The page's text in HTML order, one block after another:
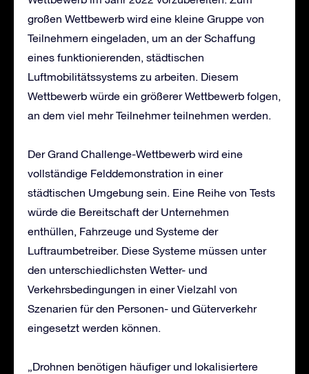
großen Wettbewerb wird eine kleine Gruppe von
Teilnehmern eingeladen, um an der Schaffung
eines funktionierenden, städtischen
Luftmobilitätssystems zu arbeiten. Diesem
Wettbewerb würde ein größerer Wettbewerb folgen,
an dem viel mehr Teilnehmer teilnehmen werden.
Der Grand Challenge-Wettbewerb wird eine
vollständige Felddemonstration in einer
städtischen Umgebung sein. Eine Reihe von Tests
würde die Bereitschaft der Unternehmen
enthüllen‚ Fahrzeuge und Systeme der
Luftraumbetreiber. Diese Systeme müssen unter
den unterschiedlichsten Wetter- und
Verkehrsbedingungen in einer Vielzahl von
Szenarien für den Personen- und Güterverkehr
eingesetzt werden können.
„Drohnen benötigen häufiger und lokalisiertere